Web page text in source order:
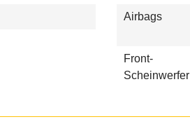
Airbags
Front-
Scheinwerfer